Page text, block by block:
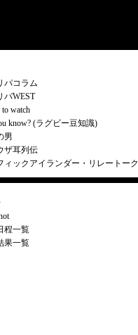
パコラム
パWEST
to watch
know? (ラグビー豆知識)
男
ザ耳列伝
ィックアイランダー・リレートーク
程一覧
果一覧